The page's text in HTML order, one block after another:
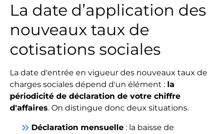
La date d’application des
nouveaux taux de
cotisations sociales
La date d'entrée en vigueur des nouveaux taux de
charges sociales dépend d'un élément : la
périodicité de déclaration de votre chiffre
d'affaires. On distingue donc deux situations.
keyboard_double_arrow_right Déclaration mensuelle : la baisse de